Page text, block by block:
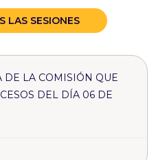
LAS SESIONES
DE LA COMISIÓN QUE
DEL DÍA 06 DE